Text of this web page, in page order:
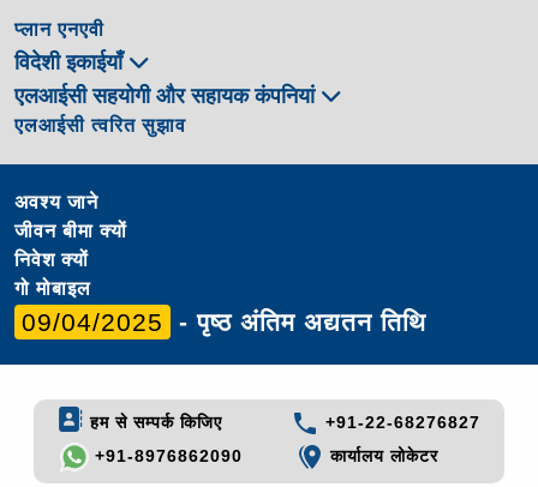
प्लान एनएवी
विदेशी इकाईयाँ
एलआईसी सहयोगी और सहायक कंपनियां
एलआईसी त्वरित सुझाव
अवश्य जाने
जीवन बीमा क्यों
निवेश क्यों
गो मोबाइल
09/04/2025 - पृष्ठ अंतिम अद्यतन तिथि
हम से सम्पर्क किजिए
+91-22-68276827
+91-8976862090
कार्यालय लोकेटर